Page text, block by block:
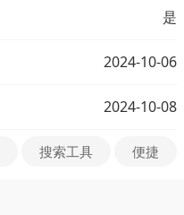
是
2024-10-06
2024-10-08
搜索工具 便捷